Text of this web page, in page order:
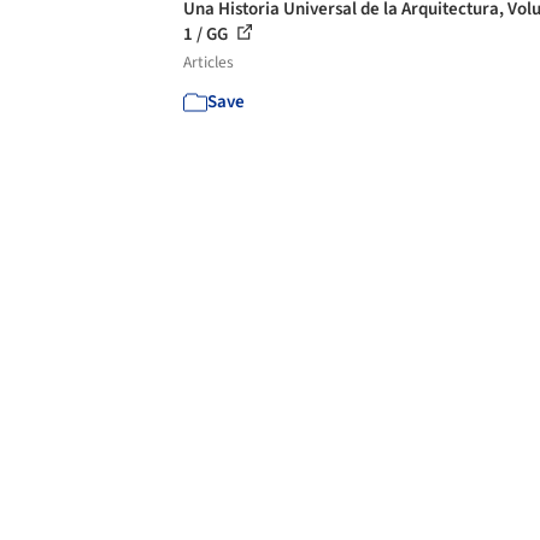
Una Historia Universal de la Arquitectura,
1 / GG
Articles
Save